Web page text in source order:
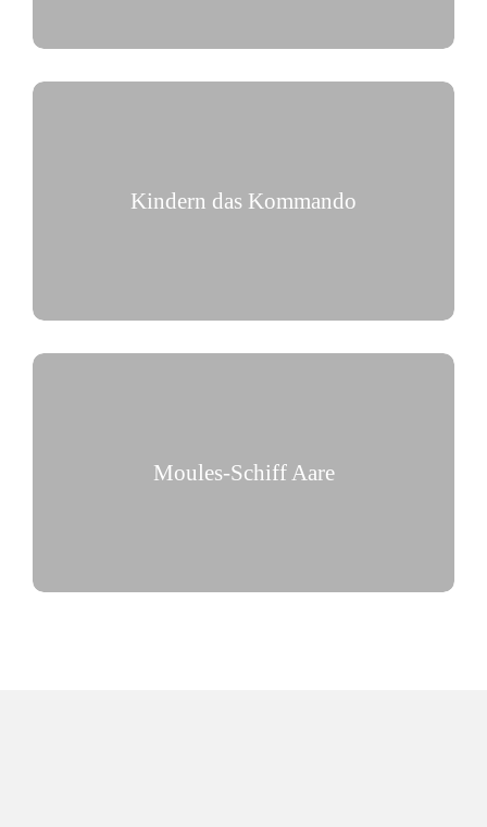
Kindern das Kommando
Moules-Schiff Aare